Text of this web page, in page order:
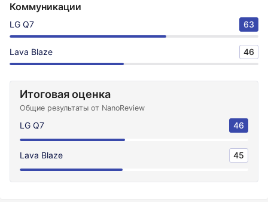
Коммуникации
LG Q7 63
Lava Blaze 46
Итоговая оценка
Общие результаты от NanoReview
LG Q7 46
Lava Blaze 45